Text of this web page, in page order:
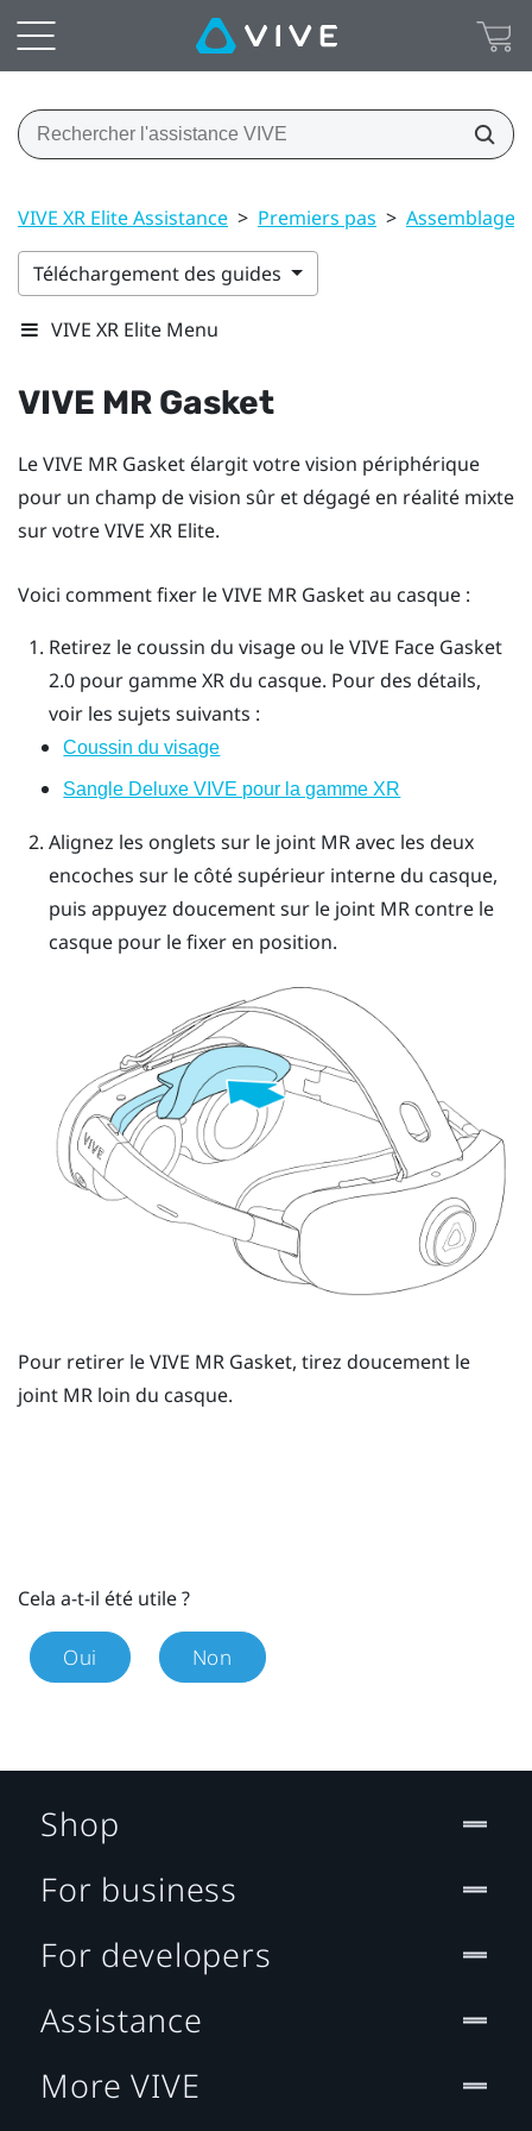
VIVE XR Elite Assistance > Premiers pas > Assemblage
Téléchargement des guides
VIVE XR Elite Menu
VIVE MR Gasket
LeVIVE MR Gasket élargit votre vision périphérique
pour un champ de vision sûr et dégagé en réalité mixte
sur votreVIVE XR Elite.
Voici comment fixer leVIVE MR Gasketau casque :
Retirez le coussin du visage ou leVIVE Face Gasket
2.0 pour gamme XRdu casque. Pour des détails,
voir les sujets suivants :
Coussin du visage
Sangle Deluxe VIVE pour la gamme XR
Alignez les onglets sur le joint MR avec les deux
encoches sur le côté supérieur interne du casque,
puis appuyez doucement sur le joint MR contre le
casque pour le fixer en position.
Pour retirer leVIVE MR Gasket, tirez doucement le
joint MR loin du casque.
Cela a-t-il été utile ?
Oui Non
Shop
For business
For developers
Assistance
More VIVE